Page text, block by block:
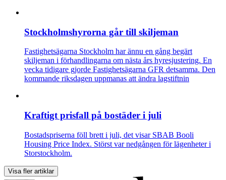
Stockholmshyrorna går till skiljeman
Fastighetsägarna Stockholm har ännu en gång begärt
skiljeman i förhandlingarna om nästa års hyresjustering. En
vecka tidigare gjorde Fastighetsägarna GFR detsamma. Den
kommande riksdagen uppmanas att ändra lagstiftnin
Kraftigt prisfall på bostäder i juli
Bostadspriserna föll brett i juli, det visar SBAB Booli
Housing Price Index. Störst var nedgången för lägenheter i
Storstockholm.
Visa fler artiklar